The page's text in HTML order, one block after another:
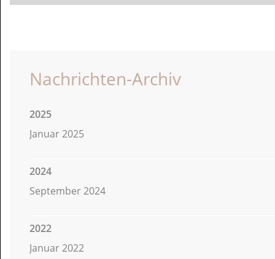
Nachrichten-Archiv
2025
Januar 2025
2024
September 2024
2022
Januar 2022